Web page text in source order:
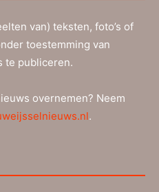
van) teksten, foto’s of
toestemming van
te publiceren.
overnemen? Neem
.